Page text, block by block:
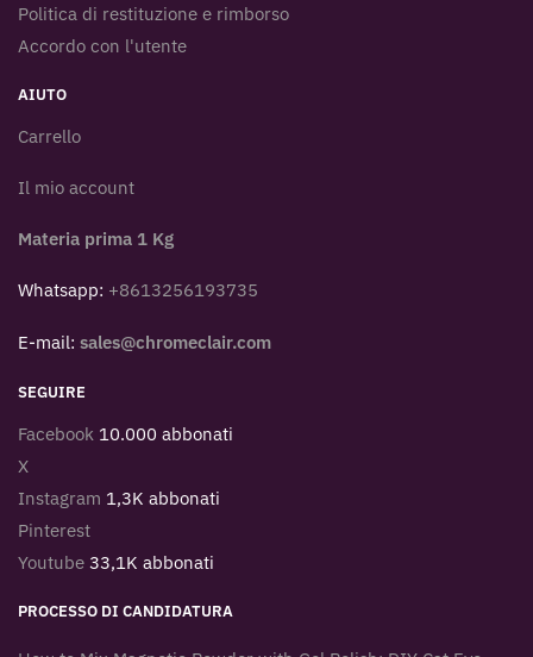
Politica di restituzione e rimborso
Accordo con l'utente
AIUTO
Carrello
Il mio account
Materia prima 1 Kg
Whatsapp: +8613256193735
E-mail: sales@chromeclair.com
SEGUIRE
Facebook 10.000 abbonati
X
Instagram 1,3K abbonati
Pinterest
Youtube 33,1K abbonati
PROCESSO DI CANDIDATURA